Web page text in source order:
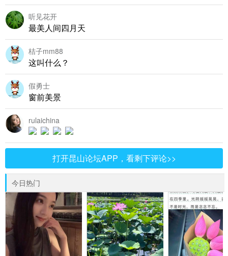
听见花开
最美人间四月天
桔子mm88
这叫什么？
假勇士
窗前美景
rulaichina
打开昆山论坛APP，看剩下评论>>
今日热门